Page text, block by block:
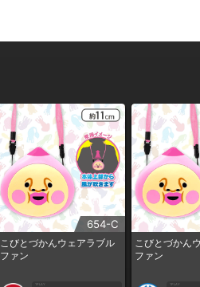
654-C
こびとづかんウェアラブル
ファン
1PLAY
こびとづかん
ファン
1PLAY